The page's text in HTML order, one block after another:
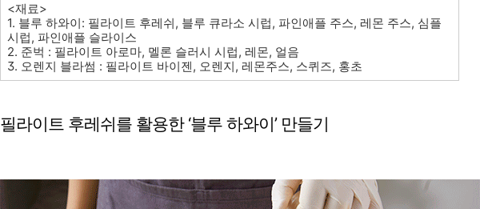
<재료>
1. 블루 하와이: 필라이트 후레쉬, 블루 큐라소 시럽, 파인애플 주스, 레몬 주스, 심플
시럽, 파인애플 슬라이스
2. 준벅 : 필라이트 아로마, 멜론 슬러시 시럽, 레몬, 얼음
3. 오렌지 블라썸 : 필라이트 바이젠, 오렌지, 레몬주스, 스퀴즈, 홍초
필라이트 후레쉬를 활용한 ‘블루 하와이’ 만들기